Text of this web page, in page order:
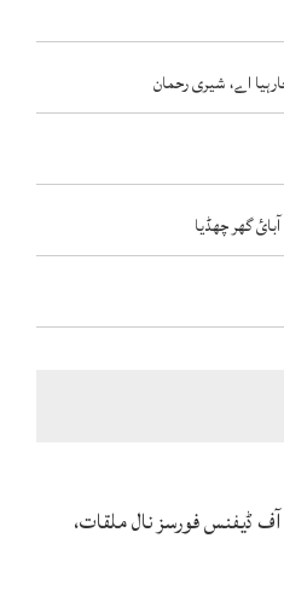
اے، شیری رحمان
گھر چھڈیا
ڈیفنس فورسز نال ملقات،